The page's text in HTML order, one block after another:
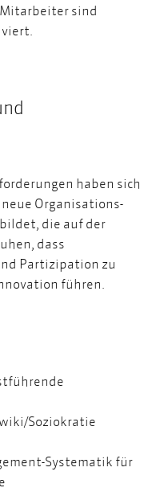
sind
haben sich
neue Organisations-
die auf der
dass
Partizipation zu
führen.
Soziokratie
Systematik für